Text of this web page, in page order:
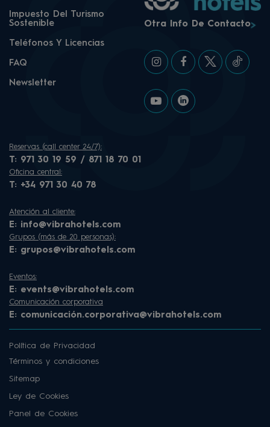
Impuesto Del Turismo
Sostenible
Teléfonos Y Licencias
FAQ
Newsletter
Otra Info De Contacto
Reservas (call center 24/7):
T: 971 30 19 59 / 871 18 70 01
Oficina central:
T: +34 971 30 40 78
Atención al cliente:
E: info@vibrahotels.com
Grupos (más de 20 personas):
E: grupos@vibrahotels.com
Eventos:
E: events@vibrahotels.com
Comunicación corporativa
E: comunicación.corporativa@vibrahotels.com
Política de Privacidad
Términos y condiciones
Sitemap
Ley de Cookies
Panel de Cookies